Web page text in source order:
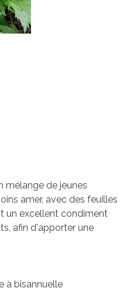
mélange de jeunes
amer, avec des feuilles
un excellent condiment
afin d'apporter une
à bisannuelle